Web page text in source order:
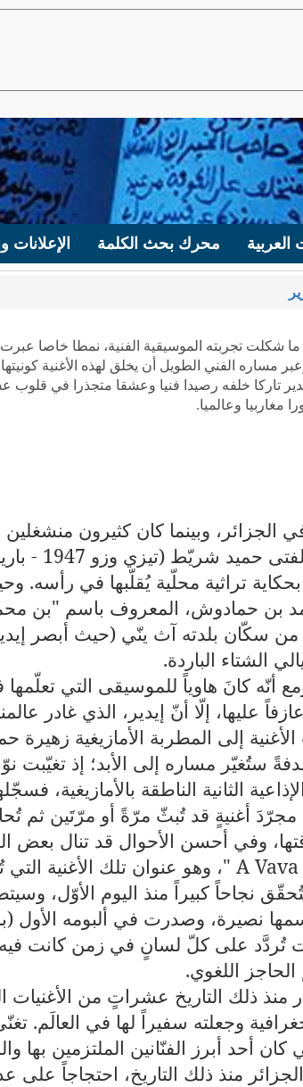
محرك بحث الكلمة
ما شكلت تجربته الموسيقية الفنية، نمطا خاصا
مساره الفني الطويل أن يخلق لهذه الأغنية كونيتها
تاركا خلفه رصيدا فنيا وعشقا متجذرا في قلوب
مغاربيا وعالميا.
في الجزائر، وبينما كان كثيرون
تراثية محلّية يُقلّبها في رأسه.
من سكّان بلدته آث ينّي (حيث أبصر
الشتاء الباردة.
أنّه كانَ هاوياً للموسيقى التي
عليها، إلّا أنّ إيدير، الذي غادر
إلى المطربة الأمازيغية زهيرة
(1945). غيرَ أنَّ صدفةً ستُغيّر مساره إلى الأبد؛ إذ
الثانية الناطقة بالأمازيغية،
مجرّدَ أغنيةٍ قد تُبثّ مرّةً أو مرّتَين ثم
وفي أحسن الأحوال قد تنال بعض
" A، وهو عنوان تلك الأغنية
نجاحاً كبيراً منذ اليوم الأوّل،
نصيرة، وصدرت في ألبومه الأول
تُردَّد على كلّ لسانٍ في زمن كانت فيه
اللغوي.
في فرنسا سنة 1979، ليُصدر منذ ذلك التاريخ عشراتٍ من
وجعلته سفيراً لها في العالَم.
كان أحد أبرز الفنّانين الملتزمين بها
منذ ذلك التاريخ، احتجاجاً على